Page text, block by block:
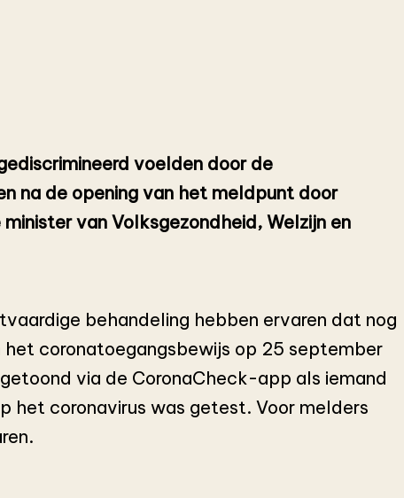
voelden door de
na de opening van het meldpunt door
van Volksgezondheid, Welzijn en
behandeling hebben ervaren dat nog
het coronatoegangsbewijs op 25 september
via de CoronaCheck-app als iemand
coronavirus was getest. Voor melders